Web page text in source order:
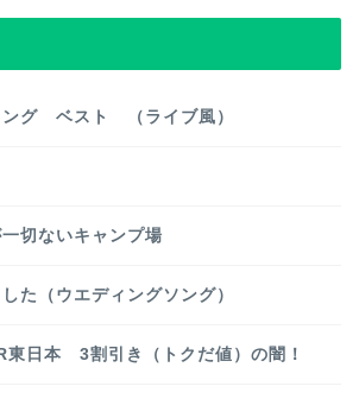
ング ベスト （ライブ風）
切ないキャンプ場
た（ウエディングソング）
日本 3割引き（トクだ値）の闇！